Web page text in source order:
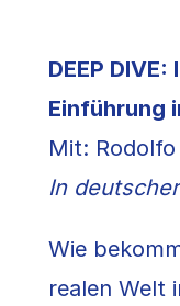
DEEP
Einführung
Mit:
In
Wie
realen Welt